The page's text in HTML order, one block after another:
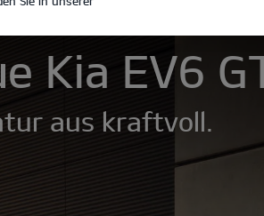
Kia EV6
aus kraftvoll.